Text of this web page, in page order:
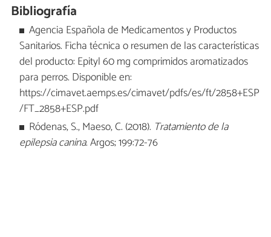
Bibliografía
Agencia Española de Medicamentos y Productos
Sanitarios. Ficha técnica o resumen de las características
del producto: Epityl 60 mg comprimidos aromatizados
para perros. Disponible en:
https://cimavet.aemps.es/cimavet/pdfs/es/ft/2858+ESP
/FT_2858+ESP.pdf
Ródenas, S., Maeso, C. (2018). Tratamiento de la
epilepsia canina. Argos; 199:72-76